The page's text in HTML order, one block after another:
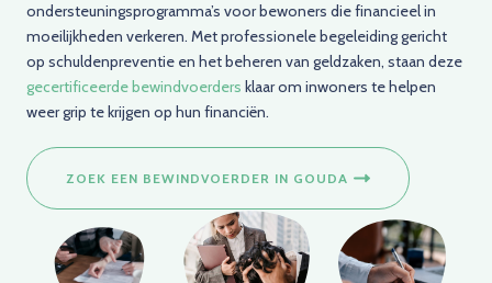
ondersteuningsprogramma’s voor bewoners die financieel in
moeilijkheden verkeren. Met professionele begeleiding gericht
op schuldenpreventie en het beheren van geldzaken, staan deze
gecertificeerde bewindvoerders klaar om inwoners te helpen
weer grip te krijgen op hun financiën.
ZOEK EEN BEWINDVOERDER IN GOUDA